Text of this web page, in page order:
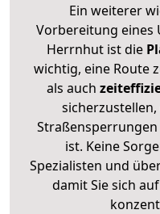
Ein weiterer
Vorbereitung eines
Herrnhut ist die
wichtig, eine Route
als auch
ist. Keine
Spezialisten und
damit Sie sich